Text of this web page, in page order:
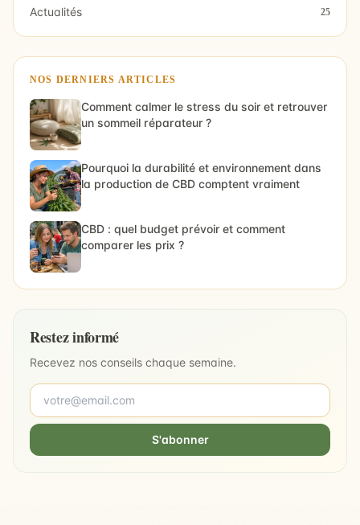
Actualités 25
NOS DERNIERS ARTICLES
Comment calmer le stress du soir et retrouver
un sommeil réparateur ?
Pourquoi la durabilité et environnement dans
la production de CBD comptent vraiment
CBD : quel budget prévoir et comment
comparer les prix ?
Restez informé
Recevez nos conseils chaque semaine.
S'abonner